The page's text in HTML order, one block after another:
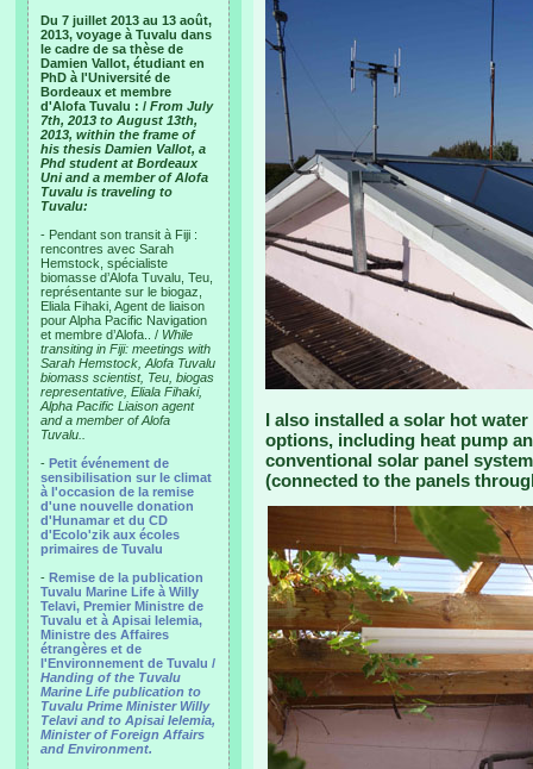
Du 7 juillet 2013 au 13 août,
2013, voyage à Tuvalu dans
le cadre de sa thèse de
Damien Vallot, étudiant en
PhD à l'Université de
Bordeaux et membre
d'Alofa Tuvalu : / From July
7th, 2013 to August 13th,
2013, within the frame of
his thesis Damien Vallot, a
Phd student at Bordeaux
Uni and a member of Alofa
Tuvalu is traveling to
Tuvalu:
- Pendant son transit à Fiji :
rencontres avec Sarah
Hemstock, spécialiste
biomasse d’Alofa Tuvalu, Teu,
représentante sur le biogaz,
Eliala Fihaki, Agent de liaison
pour Alpha Pacific Navigation
et membre d’Alofa.. / While
transiting in Fiji: meetings with
Sarah Hemstock, Alofa Tuvalu
biomass scientist, Teu, biogas
representative, Eliala Fihaki,
Alpha Pacific Liaison agent
and a member of Alofa
Tuvalu..
- Petit événement de
sensibilisation sur le climat
à l'occasion de la remise
d'une nouvelle donation
d'Hunamar et du CD
d'Ecolo'zik aux écoles
primaires de Tuvalu
- Remise de la publication
Tuvalu Marine Life à Willy
Telavi, Premier Ministre de
Tuvalu et à Apisai Ielemia,
Ministre des Affaires
étrangères et de
l'Environnement de Tuvalu /
Handing of the Tuvalu
Marine Life publication to
Tuvalu Prime Minister Willy
Telavi and to Apisai Ielemia,
Minister of Foreign Affairs
and Environment.
I also installed a solar hot
options, including heat pump
conventional solar panel
(connected to the panels